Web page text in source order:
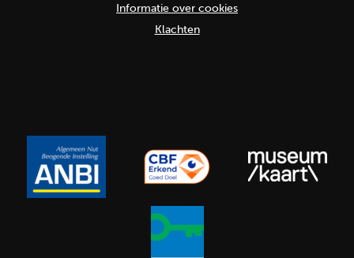
Informatie over cookies
Klachten